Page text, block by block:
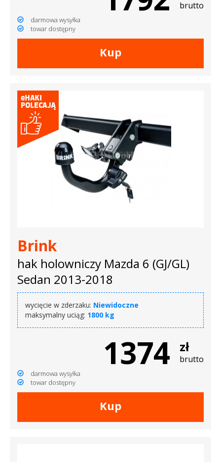
brutto
darmowa wysyłka
towar dostępny
Kup
Brink
hak holowniczy Mazda 6 (GJ/GL)
Sedan 2013-2018
wycięcie w zderzaku: Niewidoczne
maksymalny uciąg: 1800 kg
1374 zł
brutto
darmowa wysyłka
towar dostępny
Kup